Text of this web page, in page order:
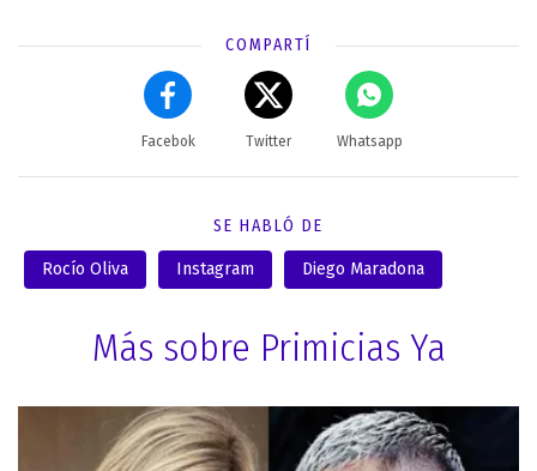
COMPARTÍ
Facebok Twitter Whatsapp
SE HABLÓ DE
Rocío Oliva Instagram Diego Maradona
Más sobre Primicias Ya